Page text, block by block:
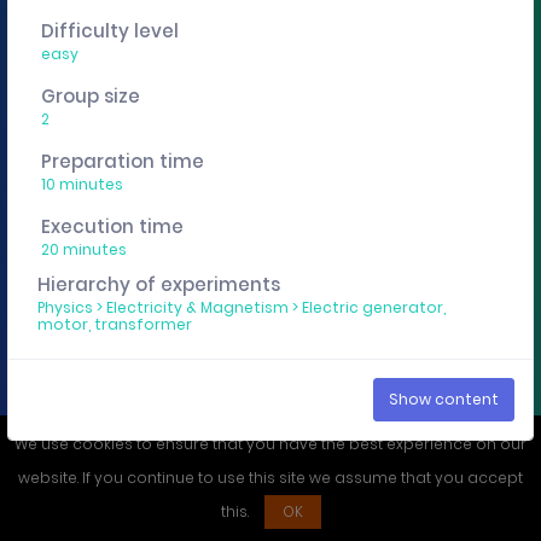
You want to edit, sharing or track these experiment
descriptions individually? Then get a curricuLAB
account
Difficulty level
easy
Group size
2
Preparation time
10 minutes
Execution time
20 minutes
Hierarchy of experiments
Physics >Electricity & Magnetism >Electric generator,
motor, transformer
Show content
We use cookies to ensure that you have the best experience on our
website. If you continue to use this site we assume that you accept
this.
OK